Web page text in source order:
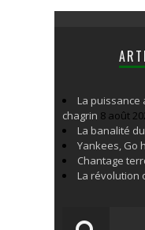
La puissance
chagrin 8 août
La banalité
Yankees, Go
Chantage
La révolution